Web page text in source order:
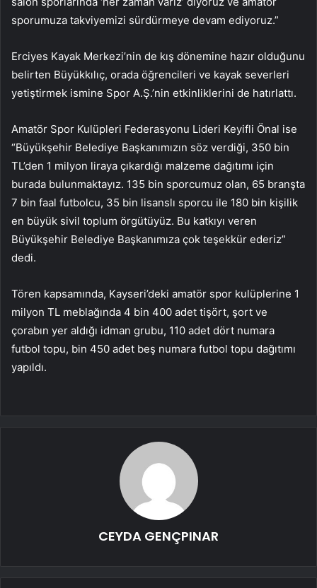
sporumuza takviyemizi sürdürmeye devam ediyoruz.”
Erciyes Kayak Merkezi’nin de kış dönemine hazır olduğunu
belirten Büyükkılıç, orada öğrencileri ve kayak severleri
yetiştirmek ismine Spor A.Ş.’nin etkinliklerini de hatırlattı.
Amatör Spor Kulüpleri Federasyonu Lideri Keyifli Önal ise
“Büyükşehir Belediye Başkanımızın söz verdiği, 350 bin
TL’den 1 milyon liraya çıkardığı malzeme dağıtımı için
burada bulunmaktayız. 135 bin sporcumuz olan, 65 branşta
7 bin faal futbolcu, 35 bin lisanslı sporcu ile 180 bin kişilik
en büyük sivil toplum örgütüyüz. Bu katkıyı veren
Büyükşehir Belediye Başkanımıza çok teşekkür ederiz”
dedi.
Tören kapsamında, Kayseri’deki amatör spor kulüplerine 1
milyon TL meblağında 4 bin 400 adet tişört, şort ve
çorabın yer aldığı idman grubu, 110 adet dört numara
futbol topu, bin 450 adet beş numara futbol topu dağıtımı
yapıldı.
CEYDA GENÇPINAR